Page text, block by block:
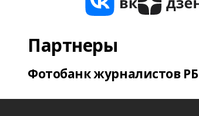
Партнеры
Фотобанк журналистов РБ